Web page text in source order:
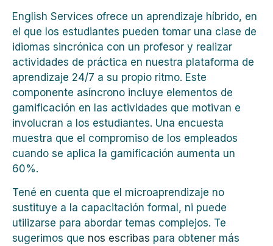
English Services ofrece un aprendizaje híbrido, en
el que los estudiantes pueden tomar una clase de
idiomas sincrónica con un profesor y realizar
actividades de práctica en nuestra plataforma de
aprendizaje 24/7 a su propio ritmo. Este
componente asíncrono incluye elementos de
gamificación en las actividades que motivan e
involucran a los estudiantes. Una encuesta
muestra que el compromiso de los empleados
cuando se aplica la gamificación aumenta un
60%.
Tené en cuenta que el microaprendizaje no
sustituye a la capacitación formal, ni puede
utilizarse para abordar temas complejos. Te
sugerimos que nos escribas para obtener más